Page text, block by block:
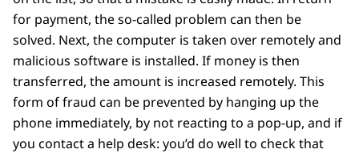
mp3 13,5 MB
Download
Beelden van Mumbai en een werknemer die
achter de computer zit. Op zijn naamtag is
te zien dat hij Amit heet en
helpdeskmedewerker is. Amit scrolt door
een lijst van buitenlandse telefoonnummers
en ip-adressen.
for payment, the so-called problem can then be
solved. Next, the computer is taken over remotely and
malicious software is installed. If money is then
transferred, the amount is increased remotely. This
form of fraud can be prevented by hanging up the
phone immediately, by not reacting to a pop-up, and if
you contact a help desk: you’d do well to check that